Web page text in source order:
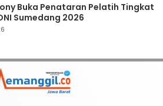
Buka Penataran Pelatih Tingkat
Sumedang 2026